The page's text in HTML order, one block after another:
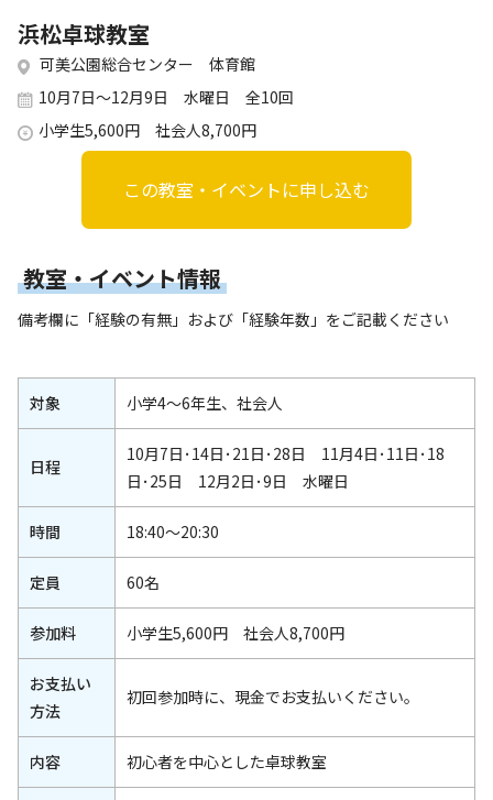
053-411-8686
メールフォームでのお問い合わせ
教室・イベントに関するお問い合わせは、
浜松卓球教室
可美公園総合センター 体育館
10月7日～12月9日 水曜日 全10回
小学生5,600円 社会人8,700円
この教室・イベントに申し込む
教室・イベント情報
備考欄に「経験の有無」および「経験年数」をご記載ください
対象 小学4～6年生、社会人
日程
10月7日･14日･21日･28日 11月4日･11日･18
日･25日 12月2日･9日 水曜日
時間 18:40～20:30
定員 60名
参加料 小学生5,600円 社会人8,700円
お支払い
方法
初回参加時に、現金でお支払いください。
内容 初心者を中心とした卓球教室